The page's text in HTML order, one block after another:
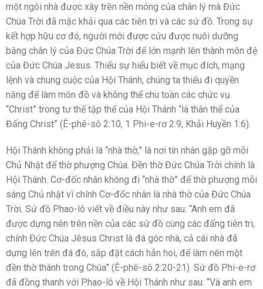
một ngôi nhà được xây trên nền móng của chân lý mà Đức
Chúa Trời đã mặc khải qua các tiên tri và các sứ đồ. Trong sự
kết hợp hữu cơ đó, người mới được cứu được nuôi dưỡng
bằng chân lý của Đức Chúa Trời để lớn mạnh lên thành môn đệ
của Đức Chúa Jesus. Thiếu sự hiểu biết về mục đích, mạng
lệnh và chung cuộc của Hội Thánh, chúng ta thiếu đi quyền
năng để làm môn đồ và không thể chu toàn các chức vụ
“Christ” trong tư thế tập thể của Hội Thánh “là thân thể của
Đấng Christ” (Ê-phê-sô 2:10, 1 Phi-e-rơ 2:9, Khải Huyền 1:6).
Hội Thánh không phải là “nhà thờ,” là nơi tín nhân gặp gỡ mỗi
Chủ Nhật để thờ phượng Chúa. Đền thờ Đức Chúa Trời chính là
Hội Thánh. Cơ-đốc nhân không đi “nhà thờ” để thờ phượng mỗi
sáng Chủ nhật vì chính Cơ-đốc nhân là nhà thờ của Đức Chúa
Trời. Sứ đồ Phao-lô viết về điều này như sau: “Anh em đã
được dựng nên trên nền của các sứ đồ cùng các đấng tiên tri,
chính Ðức Chúa Jêsus Christ là đá góc nhà, cả cái nhà đã
dựng lên trên đá đó, sắp đặt cách hẳn hoi, để làm nên một
đền thờ thánh trong Chúa” (Ê-phê-sô 2:20-21). Sứ đồ Phi-e-rơ
đã đồng thanh với Phao-lô về Hội Thánh như sau: “Và anh em